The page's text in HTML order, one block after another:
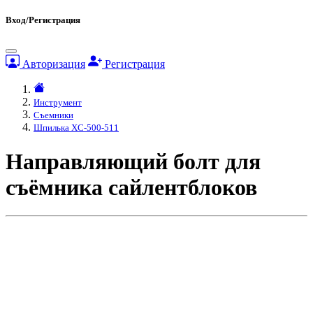
Вход/Регистрация
Авторизация Регистрация
Инструмент
Съемники
Шпилька XC-500-511
Направляющий болт для
съёмника сайлентблоков